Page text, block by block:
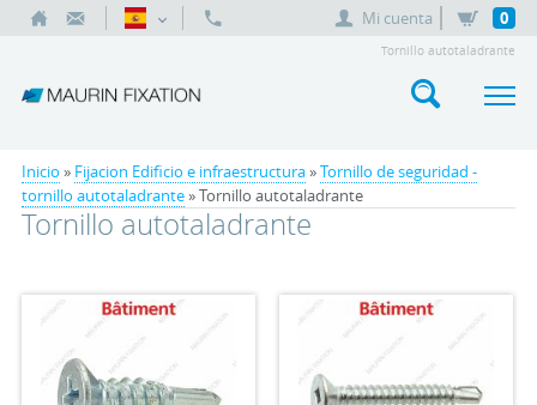
Mi cuenta 0
Tornillo autotaladrante
Inicio » Fijacion Edificio e infraestructura»Tornillo de seguridad -
tornillo autotaladrante» Tornillo autotaladrante
Tornillo autotaladrante